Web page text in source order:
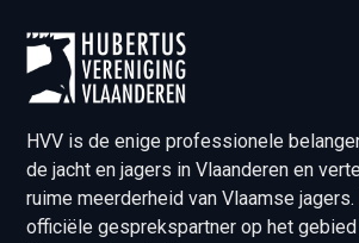
HVV is de enige professionele
de jacht en jagers in Vlaanderen en
ruime meerderheid van Vlaamse
officiële gesprekspartner op het gebied